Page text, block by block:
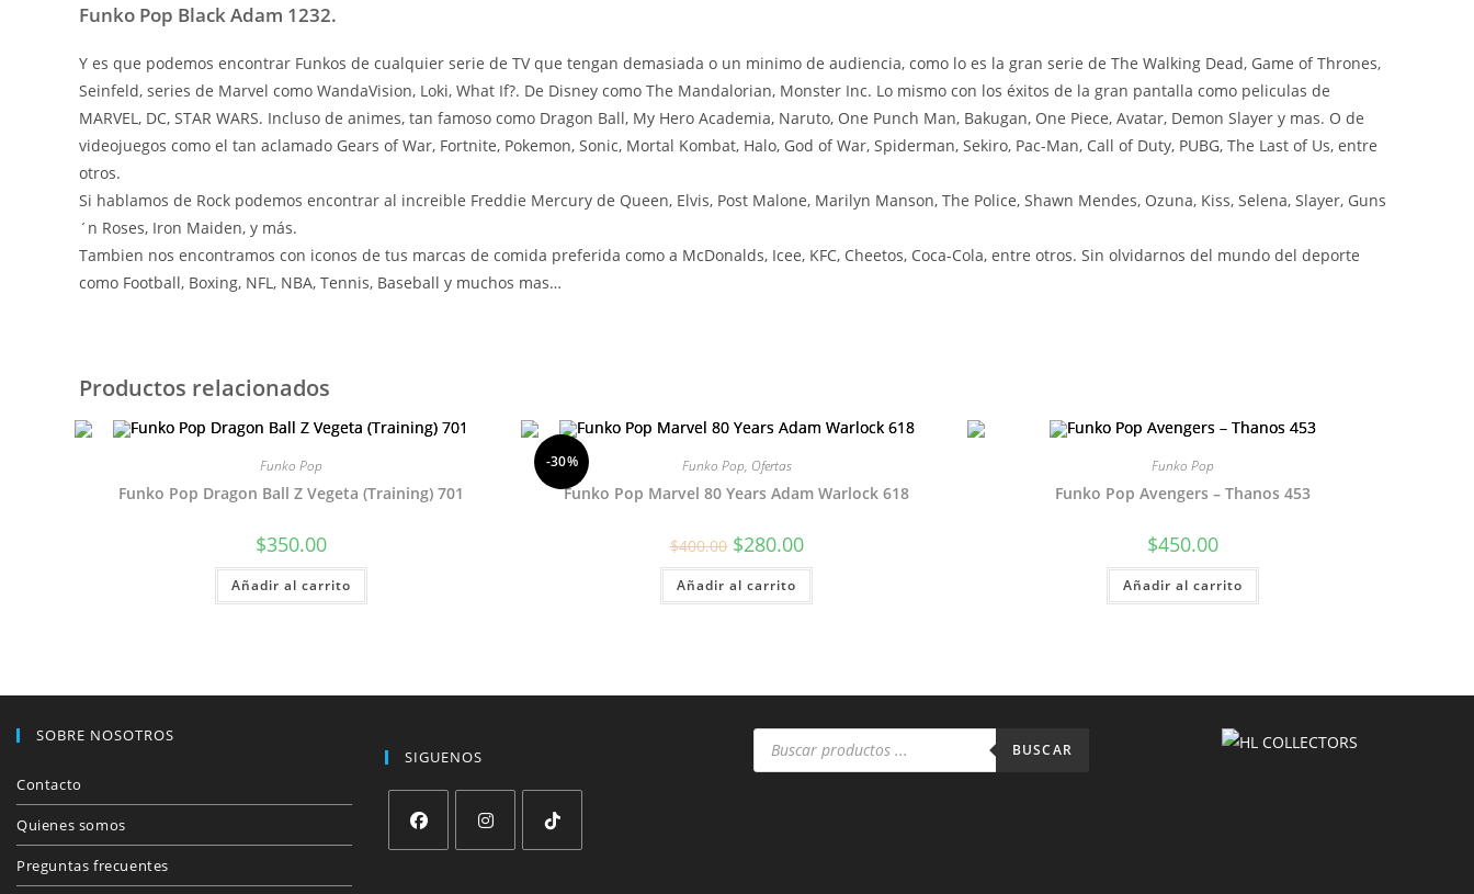
Funko Pop Black Adam 1232.
Y es que podemos encontrar Funkos de cualquier serie de TV que tengan demasiada o un minimo de audiencia, como lo es la gran serie de The Walking Dead, Game of Thrones,
Seinfeld, series de Marvel como WandaVision, Loki, What If?. De Disney como The Mandalorian, Monster Inc. Lo mismo con los éxitos de la gran pantalla como peliculas de
MARVEL, DC, STAR WARS. Incluso de animes, tan famoso como Dragon Ball, My Hero Academia, Naruto, One Punch Man, Bakugan, One Piece, Avatar, Demon Slayer y mas. O de
videojuegos como el tan aclamado Gears of War, Fortnite, Pokemon, Sonic, Mortal Kombat, Halo, God of War, Spiderman, Sekiro, Pac-Man, Call of Duty, PUBG, The Last of Us, entre
otros.
Si hablamos de Rock podemos encontrar al increible Freddie Mercury de Queen, Elvis, Post Malone, Marilyn Manson, The Police, Shawn Mendes, Ozuna, Kiss, Selena, Slayer, Guns
´n Roses, Iron Maiden, y más.
Tambien nos encontramos con iconos de tus marcas de comida preferida como a McDonalds, Icee, KFC, Cheetos, Coca-Cola, entre otros. Sin olvidarnos del mundo del deporte
como Football, Boxing, NFL, NBA, Tennis, Baseball y muchos mas…
Productos relacionados
Funko Pop
Funko Pop Dragon Ball Z Vegeta (Training) 701
$350.00
Añadir al carrito
-30% Funko Pop, Ofertas
Funko Pop Marvel 80 Years Adam Warlock 618
$400.00 El
precio
original
era:
$400.00.
$280.00El
precio
actual
$280.00.
Añadir al carrito
Funko Pop
Funko Pop Avengers – Thanos 453
$450.00
Añadir al carrito
SOBRE NOSOTROS
Contacto
Quienes somos
Preguntas frecuentes
SIGUENOS
Búsqueda
productos
BUSCAR